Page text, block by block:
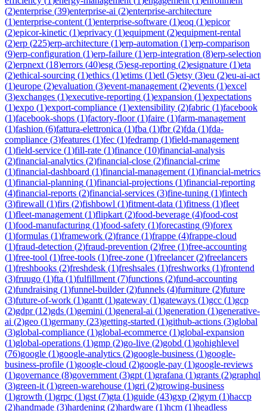
(2)enterprise (39)enterprise-ai (2)enterprise-architecture
(1)enterprise-content (1)enterprise-software (1)eoq (1)epicor
(2)epicor-kinetic (1)eprivacy (1)equipment (2)equipment-rental
(2)erp (225)erp-architecture (1)erp-automation (1)erp-comparison
(9)erp-configuration (1)erp-failure (1)erp-integration (8)erp-selection
(2)erpnext (18)errors (40)esg (5)esg-reporting (2)esignature (1)eta
(2)ethical-sourcing (1)ethics (1)etims (1)etl (5)etsy (3)eu (2)eu-ai-act
(1)europe (2)evaluation (3)event-management (2)events (1)excel
(3)exchanges (1)executive-reporting (1)expansion (1)expectations
(1)expo (1)export-compliance (1)extensibility (2)fabric (1)facebook
(1)facebook-shops (1)factory-floor(1)faire (1)farm-management
(1)fashion (6)fattura-elettronica (1)fba (1)fbr(2)fda (1)fda-
compliance (3)features (1)fec (1)fedramp (1)field-management
(1)field-service (1)fill-rate (1)finance (10)financial-analysis
(2)financial-analytics (2)financial-close (2)financial-crime
(1)financial-dashboard (1)financial-management (1)financial-metrics
(1)financial-planning (1)financial-projections (1)financial-reporting
(4)financial-reports (2)financial-services (3)fine-tuning (1)fintech
(3)firewall (1)firs (2)fishbowl (1)fitment-data (1)fitness (1)fleet
(1)fleet-management (1)flipkart (2)food-beverage (4)food-cost
(1)food-manufacturing (1)food-safety (1)forecasting (9)forex
(1)formulas (1)framework (2)france (1)frappe (4)frappe-cloud
(1)fraud-detection (2)fraud-prevention (2)free (1)free-accounting
(1)free-tool (1)free-tools (1)free-zone (1)freelancer(2)freelancers
(1)freshbooks (2)freshdesk (1)freshsales (1)freshworks (1)frontend
(3)fruugo (1)fta (1)fulfillment (7)functions (2)fund-accounting
(2)fundraising (1)funnel-builder(2)funnels (4)furniture (2)future
(3)future-of-work (1)gantt (1)gateway (1)gateways (1)gcc (1)gcp
(2)gdpr(12)gds (1)gemini (1)general-ai (1)generation (1)generative-
ai (2)geo (1)germany (23)getting-started (1)github-actions (3)global
(3)global-compliance (1)global-ecommerce (1)global-expansion
(1)global-operations (1)gmp (2)go-live (2)gobd (1)gohighlevel
(76)google (1)google-analytics (2)google-business (1)google-
business-profile (1)google-cloud (2)google-pay (1)google-reviews
(1)governance (8)government (3)gpt (1)grafana (1)grants (2)graphql
(3)green-it (1)green-warehouse (1)gri (2)growing-business
(1)growth (1)grpc (1)gst (7)gta (1)guide (43)gxp (2)gym (1)haccp
(2)handmade (3)hardening (2)hardware (1)hcm (1)headless